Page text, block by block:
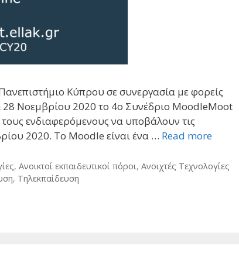
Κύπρου σε συνεργασία με φορείς
28 Νοεμβρίου 2020 το 4ο Συνέδριο MoodleMoot
ενδιαφερόμενους να υποβάλουν τις
2020. Το Moodle είναι ένα … Read more
, Ανοικτοί εκπαιδευτικοί πόροι, Ανοιχτές Τεχνολογίες
, Τηλεκπαίδευση